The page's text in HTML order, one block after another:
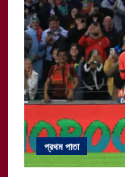
প্রথম পাতা